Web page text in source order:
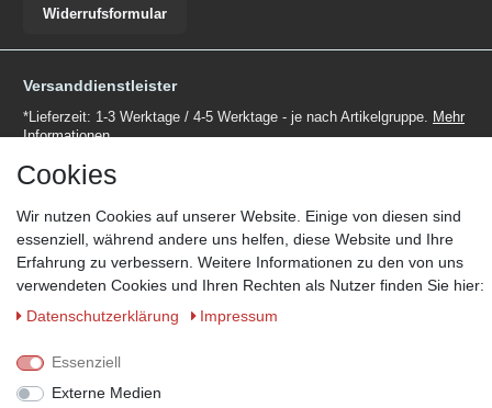
Widerrufsformular
Versanddienstleister
*Lieferzeit: 1-3 Werktage / 4-5 Werktage - je nach Artikelgruppe. Mehr
Informationen
Zahlungsmöglichkeiten
Zahlungsarten auszuschließen.Mehr Informationen
Cookies
Wir nutzen Cookies auf unserer Website. Einige von diesen sind
essenziell, während andere uns helfen, diese Website und Ihre
Erfahrung zu verbessern. Weitere Informationen zu den von uns
verwendeten Cookies und Ihren Rechten als Nutzer finden Sie hier:
Daten­schutz­erklärung
Impressum
Essenziell
Externe Medien